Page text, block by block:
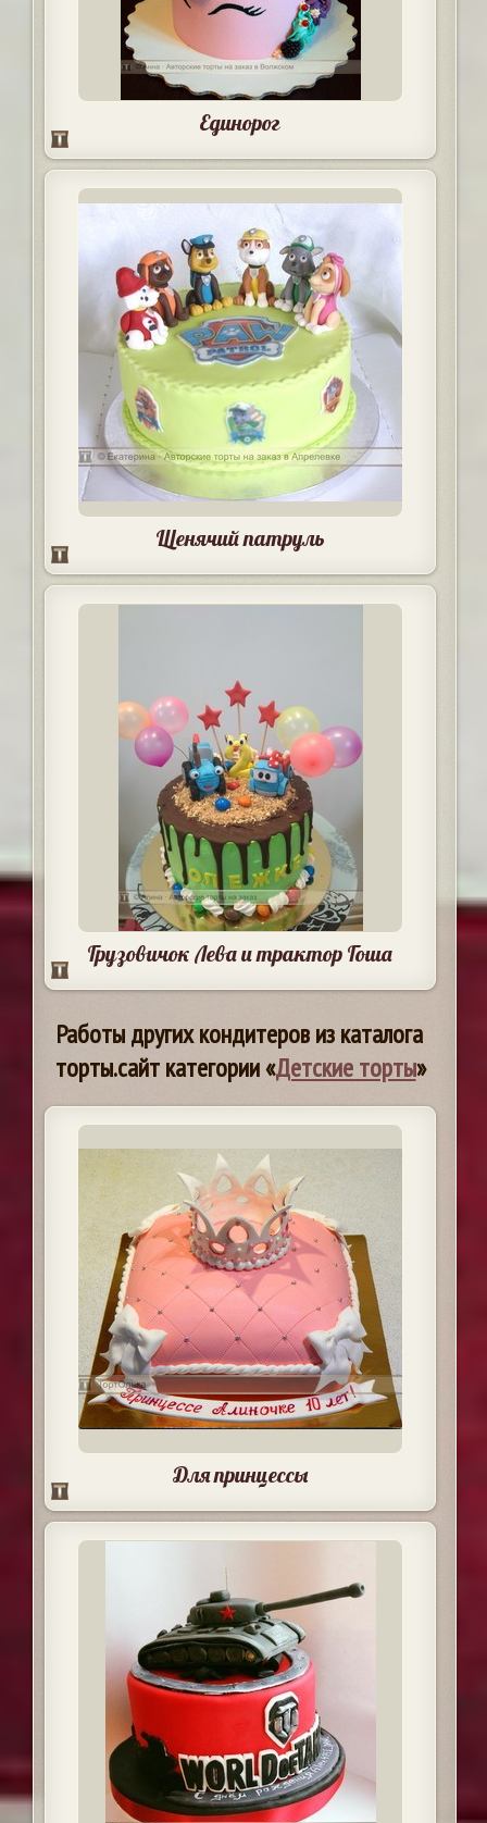
Единорог
Щенячий патруль
Грузовичок Лева и трактор Гоша
Работы других кондитеров из каталога
торты.сайт категории «Детские торты»
Для принцессы